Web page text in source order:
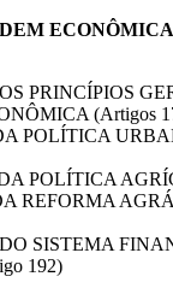
PRINCÍPIOS
(Artigos
POLÍTICA
POLÍTICA
REFORMA
SISTEMA
192)